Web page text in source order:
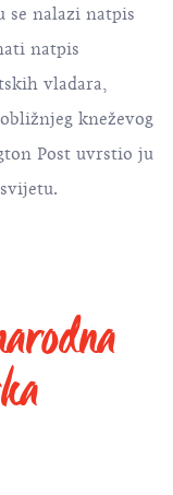
se nalazi natpis
natpis
vladara,
kneževog
Post uvrstio ju